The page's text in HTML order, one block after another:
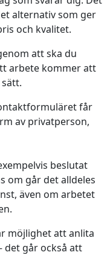
alternativ som ger
och kvalitet.
att ska du
arbete kommer att
får
av privatperson,
beslutat
om går det alldeles
även om arbetet
möjlighet att anlita
det går också att